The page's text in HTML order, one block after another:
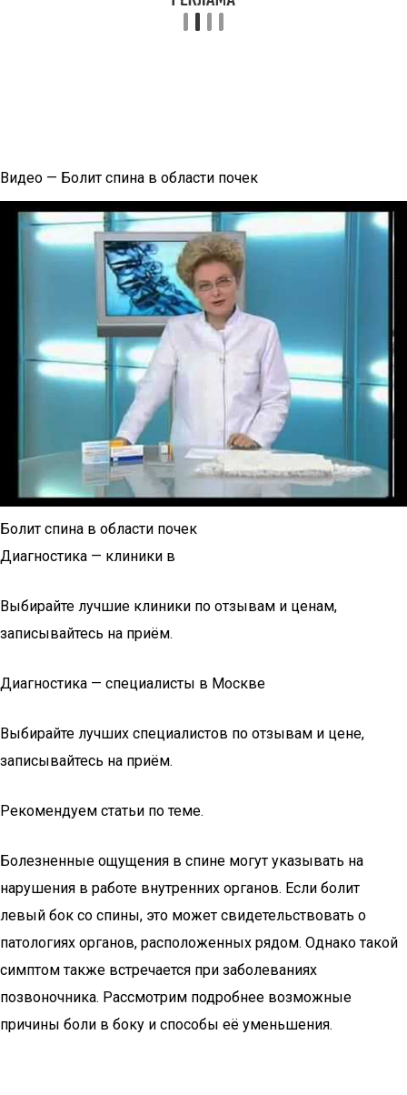
Видео — Болит спина в области почек
Болит спина в области почек
Диагностика — клиники в
Выбирайте лучшие клиники по отзывам и ценам,
записывайтесь на приём.
Диагностика — специалисты в Москве
Выбирайте лучших специалистов по отзывам и цене,
записывайтесь на приём.
Рекомендуем статьи по теме.
Болезненные ощущения в спине могут указывать на
нарушения в работе внутренних органов. Если болит
левый бок со спины, это может свидетельствовать о
патологиях органов, расположенных рядом. Однако такой
симптом также встречается при заболеваниях
позвоночника. Рассмотрим подробнее возможные
причины боли в боку и способы её уменьшения.